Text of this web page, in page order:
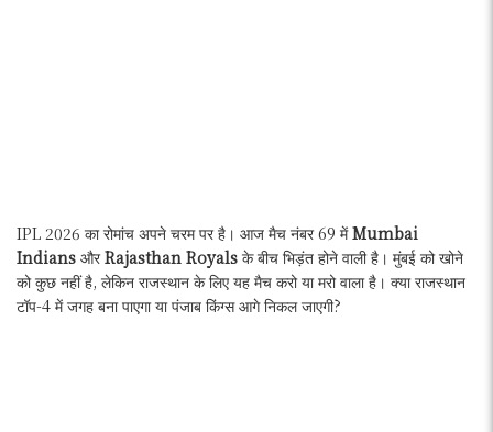
IPL 2026 का रोमांच अपने चरम पर है। आज मैच नंबर 69 मेंMumbai
Indians औरRajasthan Royals के बीच भिड़ंत होने वाली है। मुंबई को खोने
को कुछ नहीं है, लेकिन राजस्थान के लिए यह मैच करो या मरो वाला है। क्या राजस्थान
टॉप-4 में जगह बना पाएगा या पंजाब किंग्स आगे निकल जाएगी?